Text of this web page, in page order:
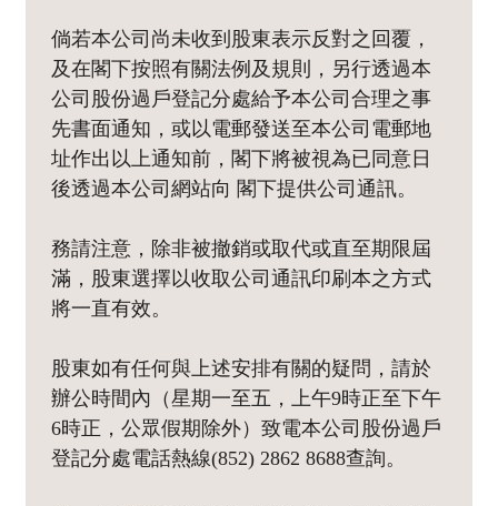
倘若本公司尚未收到股東表示反對之回覆，
及在閣下按照有關法例及規則，另行透過本
公司股份過戶登記分處給予本公司合理之事
先書面通知，或以電郵發送至本公司電郵地
址作出以上通知前，閣下將被視為已同意日
後透過本公司網站向 閣下提供公司通訊。
務請注意，除非被撤銷或取代或直至期限屆
滿，股東選擇以收取公司通訊印刷本之方式
將一直有效。
股東如有任何與上述安排有關的疑問，請於
辦公時間內（星期一至五，上午9時正至下午
6時正，公眾假期除外）致電本公司股份過戶
登記分處電話熱線(852) 2862 8688查詢。